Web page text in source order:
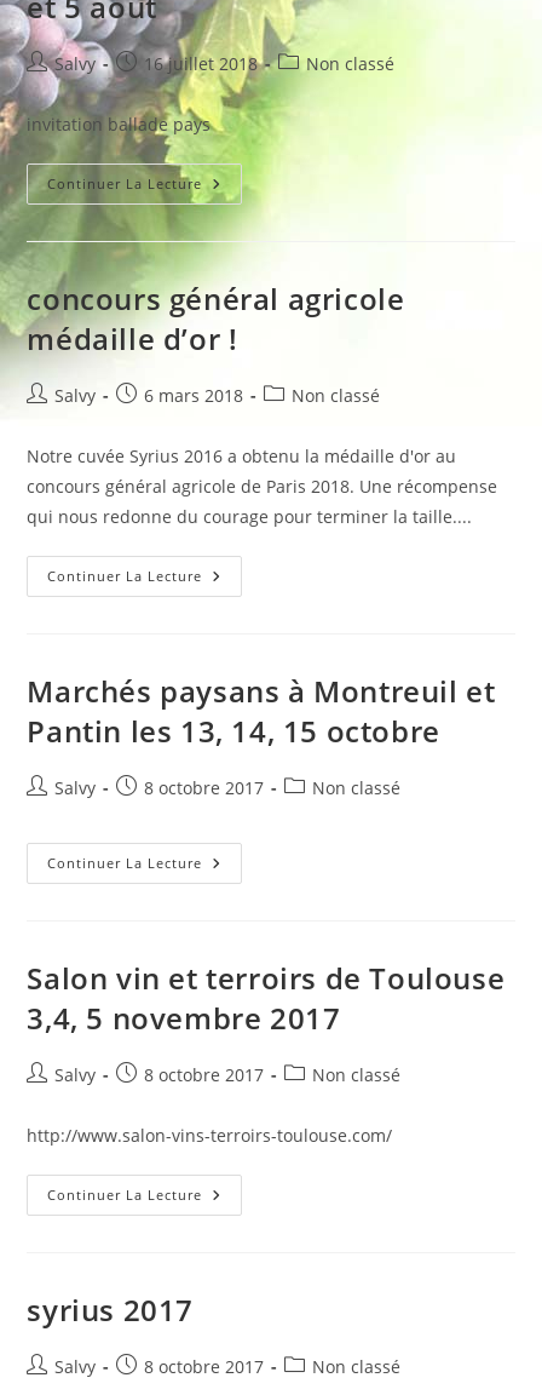
Auteur/autrice
de
la
publication :
Salvy
Publication
publiée :
16 juillet 2018
PostNon classé
invitation ballade pays
Continuer La LectureBallades
Vigneronne
Le
29
Juillet
Et
5
Août
concours général agricole
médaille d’or !
Auteur/autrice
la
publication :
Salvy
Publication
6 mars 2018
PostNon classé
Notre cuvée Syrius 2016 a obtenu la médaille d'or au
concours général agricole de Paris 2018. Une récompense
qui nous redonne du courage pour terminer la taille....
Continuer La Lecture Concours
Général
Marchés paysans à Montreuil et
Pantin les 13, 14, 15 octobre
Auteur/autrice
la
publication :
Salvy
Publication
8 octobre 2017
PostNon classé
Continuer La Lecture Marchés
Paysans
Les
13,
15
Octobre
Salon vin et terroirs de Toulouse
3,4, 5 novembre 2017
Auteur/autrice
la
publication :
Salvy
Publication
8 octobre 2017
PostNon classé
http://www.salon-vins-terroirs-toulouse.com/
Continuer La Lecture Salon
Vin
syrius 2017
Auteur/autrice
Salvy
Publication
8 octobre 2017
PostNon classé